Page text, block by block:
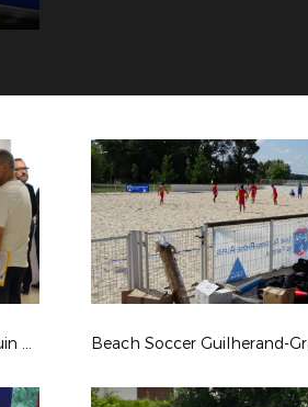
Assemblées Générales : samedi 30 juin 2018 Beach Soccer Guilherand-